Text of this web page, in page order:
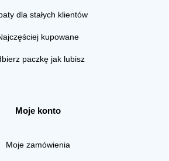
dla stałych klientów
kupowane
paczkę jak lubisz
Moje konto
Moje zamówienia